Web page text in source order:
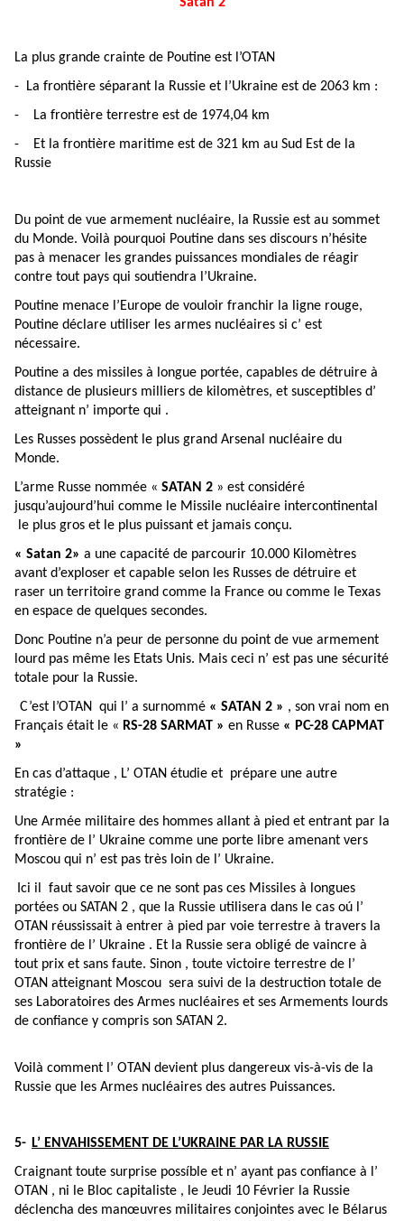
La plus grande crainte de Poutine est l’OTAN
- La frontière séparant la Russie et l’Ukraine est de 2063 km :
- La frontière terrestre est de 1974,04 km
- Et la frontière maritime est de 321 km au Sud Est de la
Russie
Du point de vue armement nucléaire, la Russie est au sommet
du Monde. Voilà pourquoi Poutine dans ses discours n’hésite
pas à menacer les grandes puissances mondiales de réagir
contre tout pays qui soutiendra l’Ukraine.
Poutine menace l’Europe de vouloir franchir la ligne rouge,
Poutine déclare utiliser les armes nucléaires si c’ est
nécessaire.
Poutine a des missiles à longue portée, capables de détruire à
distance de plusieurs milliers de kilomètres, et susceptibles d’
atteignant n’ importe qui .
Les Russes possèdent le plus grand Arsenal nucléaire du
Monde.
L’arme Russe nommée « SATAN 2 » est considéré
jusqu’aujourd’hui comme le Missile nucléaire intercontinental
le plus gros et le plus puissant et jamais conçu.
« Satan 2» a une capacité de parcourir 10.000 Kilomètres
avant d’exploser et capable selon les Russes de détruire et
raser un territoire grand comme la France ou comme le Texas
en espace de quelques secondes.
Donc Poutine n’a peur de personne du point de vue armement
lourd pas même les Etats Unis. Mais ceci n’ est pas une sécurité
totale pour la Russie.
C’est l’OTAN qui l’ a surnommé « SATAN 2 » , son vrai nom en
Français était le « RS-28 SARMAT » en Russe « PC-28 CAPMAT
»
En cas d’attaque , L’ OTAN étudie et prépare une autre
stratégie :
Une Armée militaire des hommes allant à pied et entrant par la
frontière de l’ Ukraine comme une porte libre amenant vers
Moscou qui n’ est pas très loin de l’ Ukraine.
Ici il faut savoir que ce ne sont pas ces Missiles à longues
portées ou SATAN 2 , que la Russie utilisera dans le cas oú l’
OTAN réussissait à entrer à pied par voie terrestre à travers la
frontière de l’ Ukraine . Et la Russie sera obligé de vaincre à
tout prix et sans faute. Sinon , toute victoire terrestre de l’
OTAN atteignant Moscou sera suivi de la destruction totale de
ses Laboratoires des Armes nucléaires et ses Armements lourds
de confiance y compris son SATAN 2.
Voilà comment l’ OTAN devient plus dangereux vis-à-vis de la
Russie que les Armes nucléaires des autres Puissances.
5- L’ ENVAHISSEMENT DE L’UKRAINE PAR LA RUSSIE
Craignant toute surprise possíble et n’ ayant pas confiance à l’
OTAN , ni le Bloc capitaliste , le Jeudi 10 Février la Russie
déclencha des manœuvres militaires conjointes avec le Bélarus